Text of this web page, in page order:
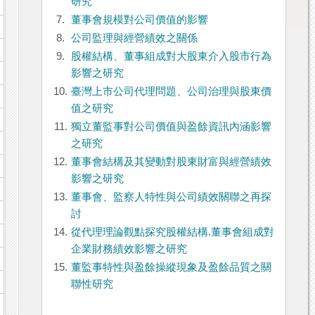
7.
董事會規模對公司價值的影響
8.
公司監理與經營績效之關係
9.
股權結構、董事組成對大股東介入股市行為
影響之研究
10. 臺灣上市公司代理問題、公司治理與股東價
值之研究
11. 獨立董監事對公司價值與盈餘資訊內涵影響
之研究
12. 董事會結構及其變動對股東財富與經營績效
影響之研究
13. 董事會、監察人特性與公司績效關聯之再探
討
14. 從代理理論觀點探究股權結構.董事會組成對
企業財務績效影響之研究
15. 董監事特性與盈餘操縱現象及盈餘品質之關
聯性研究